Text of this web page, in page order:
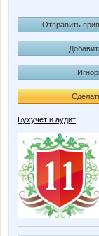
Отправить
Бухучет и аудит